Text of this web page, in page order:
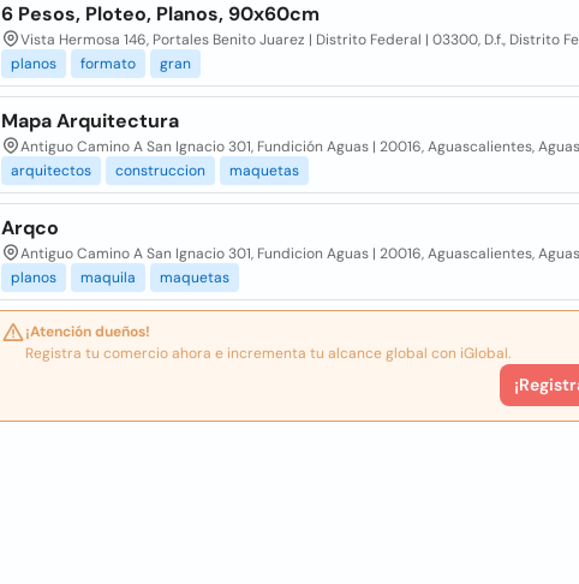
6 Pesos, Ploteo, Planos, 90x60cm
Vista Hermosa 146, Portales Benito Juarez | Distrito Federal | 03300, D.f., Distrito
planos
formato gran
Mapa Arquitectura
Antiguo Camino A San Ignacio 301, Fundición Aguas | 20016, Aguascalientes,
arquitectos
construccion maquetas
Arqco
Antiguo Camino A San Ignacio 301, Fundicion Aguas | 20016, Aguascalientes,
planos
maquila maquetas
¡Atención dueños!
Registra tu comercio ahora e incrementa tu alcance global con iGlobal.